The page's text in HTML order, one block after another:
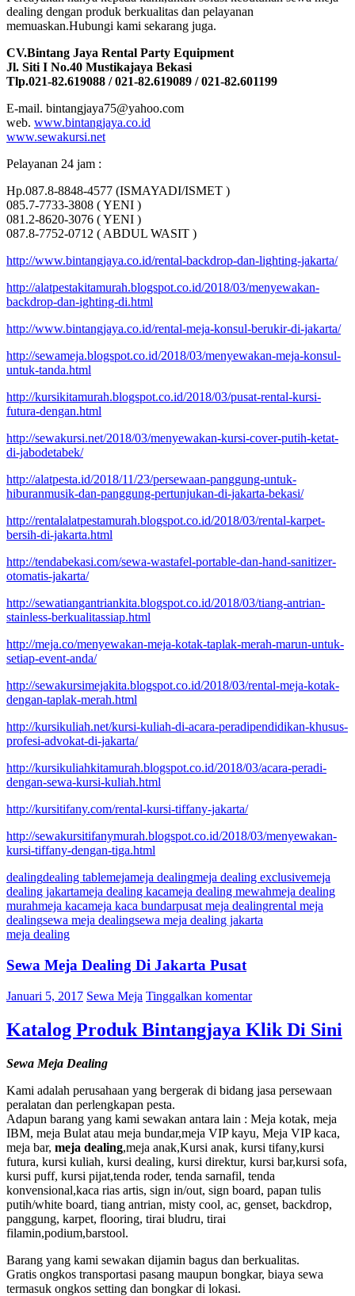
dealing dengan produk berkualitas dan pelayanan
memuaskan.Hubungi kami sekarang juga.
CV.Bintang Jaya Rental Party Equipment
Jl. Siti I No.40 Mustikajaya Bekasi
Tlp.021-82.619088 / 021-82.619089 / 021-82.601199
E-mail. bintangjaya75@yahoo.com
web. www.bintangjaya.co.id
www.sewakursi.net
Pelayanan 24 jam :
Hp.087.8-8848-4577 (ISMAYADI/ISMET )
085.7-7733-3808 ( YENI )
081.2-8620-3076 ( YENI )
087.8-7752-0712 ( ABDUL WASIT )
http://www.bintangjaya.co.id/rental-backdrop-dan-lighting-jakarta/
http://alatpestakitamurah.blogspot.co.id/2018/03/menyewakan-
backdrop-dan-ighting-di.html
http://www.bintangjaya.co.id/rental-meja-konsul-berukir-di-jakarta/
http://sewameja.blogspot.co.id/2018/03/menyewakan-meja-konsul-
untuk-tanda.html
http://kursikitamurah.blogspot.co.id/2018/03/pusat-rental-kursi-
futura-dengan.html
http://sewakursi.net/2018/03/menyewakan-kursi-cover-putih-ketat-
di-jabodetabek/
http://alatpesta.id/2018/11/23/persewaan-panggung-untuk-
hiburanmusik-dan-panggung-pertunjukan-di-jakarta-bekasi/
http://rentalalatpestamurah.blogspot.co.id/2018/03/rental-karpet-
bersih-di-jakarta.html
http://tendabekasi.com/sewa-wastafel-portable-dan-hand-sanitizer-
otomatis-jakarta/
http://sewatiangantriankita.blogspot.co.id/2018/03/tiang-antrian-
stainless-berkualitassiap.html
http://meja.co/menyewakan-meja-kotak-taplak-merah-marun-untuk-
setiap-event-anda/
http://sewakursimejakita.blogspot.co.id/2018/03/rental-meja-kotak-
dengan-taplak-merah.html
http://kursikuliah.net/kursi-kuliah-di-acara-peradipendidikan-khusus-
profesi-advokat-di-jakarta/
http://kursikuliahkitamurah.blogspot.co.id/2018/03/acara-peradi-
dengan-sewa-kursi-kuliah.html
http://kursitifany.com/rental-kursi-tiffany-jakarta/
http://sewakursitifanymurah.blogspot.co.id/2018/03/menyewakan-
kursi-tiffany-dengan-tiga.html
dealingdealing tablemejameja dealingmeja dealing exclusivemeja
dealing jakartameja dealing kacameja dealing mewahmeja dealing
murahmeja kacameja kaca bundarpusat meja dealingrental meja
dealingsewa meja dealingsewa meja dealing jakarta
meja dealing
Sewa Meja Dealing Di Jakarta Pusat
Januari 5, 2017 Sewa Meja Tinggalkan komentar
Katalog Produk Bintangjaya Klik Di Sini
Sewa Meja Dealing
Kami adalah perusahaan yang bergerak di bidang jasa persewaan
peralatan dan perlengkapan pesta.
Adapun barang yang kami sewakan antara lain : Meja kotak, meja
IBM, meja Bulat atau meja bundar,meja VIP kayu, Meja VIP kaca,
meja bar, meja dealing,meja anak,Kursi anak, kursi tifany,kursi
futura, kursi kuliah, kursi dealing, kursi direktur, kursi bar,kursi sofa,
kursi puff, kursi pijat,tenda roder, tenda sarnafil, tenda
konvensional,kaca rias artis, sign in/out, sign board, papan tulis
putih/white board, tiang antrian, misty cool, ac, genset, backdrop,
panggung, karpet, flooring, tirai bludru, tirai
filamin,podium,barstool.
Barang yang kami sewakan dijamin bagus dan berkualitas.
Gratis ongkos transportasi pasang maupun bongkar, biaya sewa
termasuk ongkos setting dan bongkar di lokasi.